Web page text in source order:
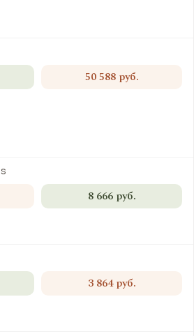
50 588 руб.
8 666 руб.
3 864 руб.